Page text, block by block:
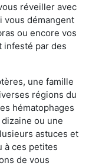
réveiller avec
vous démangent
ou encore vos
infesté par des
une famille
régions du
hématophages
ou une
astuces et
à ces petites
de vous